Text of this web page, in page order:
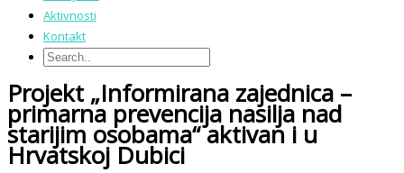
Aktivnosti
Kontakt
Projekt „Informirana zajednica –
primarna prevencija nasilja nad
starijim osobama“ aktivan i u
Hrvatskoj Dubici